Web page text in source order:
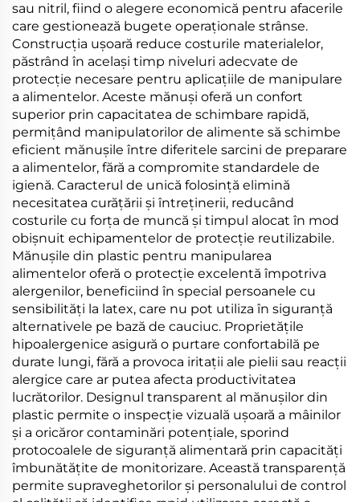
sau nitril, fiind o alegere economică pentru afacerile
care gestionează bugete operaționale strânse.
Construcția ușoară reduce costurile materialelor,
păstrând în același timp niveluri adecvate de
protecție necesare pentru aplicațiile de manipulare
a alimentelor. Aceste mănuși oferă un confort
superior prin capacitatea de schimbare rapidă,
permițând manipulatorilor de alimente să schimbe
eficient mănușile între diferitele sarcini de preparare
a alimentelor, fără a compromite standardele de
igienă. Caracterul de unică folosință elimină
necesitatea curățării și întreținerii, reducând
costurile cu forța de muncă și timpul alocat în mod
obișnuit echipamentelor de protecție reutilizabile.
Mănușile din plastic pentru manipularea
alimentelor oferă o protecție excelentă împotriva
alergenilor, beneficiind în special persoanele cu
sensibilități la latex, care nu pot utiliza în siguranță
alternativele pe bază de cauciuc. Proprietățile
hipoalergenice asigură o purtare confortabilă pe
durate lungi, fără a provoca iritații ale pielii sau reacții
alergice care ar putea afecta productivitatea
lucrătorilor. Designul transparent al mănușilor din
plastic permite o inspecție vizuală ușoară a mâinilor
și a oricăror contaminări potențiale, sporind
protocoalele de siguranță alimentară prin capacități
îmbunătățite de monitorizare. Această transparență
permite supraveghetorilor și personalului de control